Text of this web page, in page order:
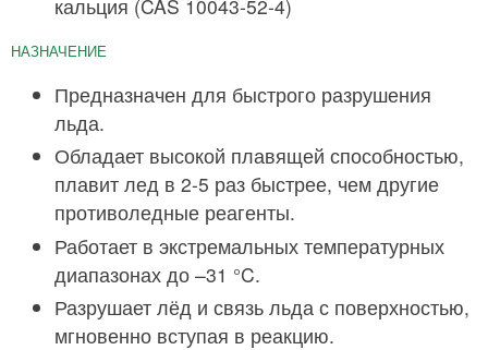
кальция (CAS 10043-52-4)
НАЗНАЧЕНИЕ
Предназначен для быстрого разрушения
льда.
Обладает высокой плавящей способностью,
плавит лед в 2-5 раз быстрее, чем другие
противоледные реагенты.
Работает в экстремальных температурных
диапазонах до –31 °C.
Разрушает лёд и связь льда с поверхностью,
мгновенно вступая в реакцию.